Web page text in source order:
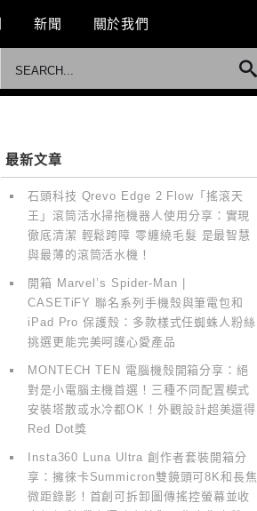
新聞 關於我們
最新文章
石頭科技 Qrevo Edge 2 Flow「搖滾天
王」滾筒活水掃拖機器人使用分享：實現
徹底清潔 輕鬆跨障 零纏繞毛髮 是最智慧
與最薄的滾筒活水機！
開箱 Marvel’s Spider-Man |
CASETiFY 聯名系列手機殼與筆電包和
iPad Pro 保護殼：多款樣式任蜘蛛人粉絲
挑選更能完美呵護心愛產品
MONTECH TEN 電腦機殼開箱分享：絕
對是小電腦主機首選！三種不同配置模式
安裝塔散或水冷都OK！外觀設計超美還得
Red Dot獎
Insta360 Luna Ultra 創作者套裝開箱分
享：擁徠卡Summicron雙鏡頭可8K和長焦
微距錄影！首創可拆卸圖傳搖控螢幕並收